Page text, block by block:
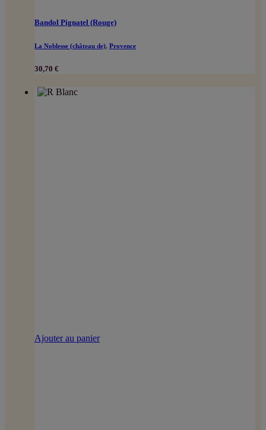
Bandol Pignatel (Rouge)
La Noblesse (château de), Provence
30,70 €
Ajouter au panier